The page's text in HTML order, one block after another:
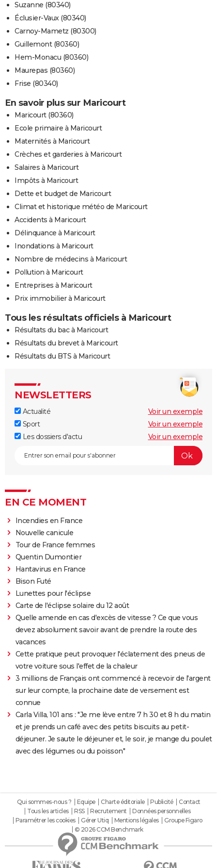
Suzanne (80340)
Éclusier-Vaux (80340)
Carnoy-Mametz (80300)
Guillemont (80360)
Hem-Monacu (80360)
Maurepas (80360)
Frise (80340)
En savoir plus sur Maricourt
Maricourt (80360)
Ecole primaire à Maricourt
Maternités à Maricourt
Crèches et garderies à Maricourt
Salaires à Maricourt
Impôts à Maricourt
Dette et budget de Maricourt
Climat et historique météo de Maricourt
Accidents à Maricourt
Délinquance à Maricourt
Inondations à Maricourt
Nombre de médecins à Maricourt
Pollution à Maricourt
Entreprises à Maricourt
Prix immobilier à Maricourt
Tous les résultats officiels à Maricourt
Résultats du bac à Maricourt
Résultats du brevet à Maricourt
Résultats du BTS à Maricourt
NEWSLETTERS
Actualité
Voir un exemple
Sport
Voir un exemple
Les dossiers d'actu
Voir un exemple
EN CE MOMENT
Incendies en France
Nouvelle canicule
Tour de France femmes
Quentin Dumontier
Hantavirus en France
Bison Futé
Lunettes pour l'éclipse
Carte de l'éclipse solaire du 12 août
Quelle amende en cas d'excès de vitesse ? Ce que vous
devez absolument savoir avant de prendre la route des
vacances
Cette pratique peut provoquer l'éclatement des pneus de
votre voiture sous l'effet de la chaleur
3 millions de Français ont commencé à recevoir de l'argent
sur leur compte, la prochaine date de versement est
connue
Carla Villa, 101 ans : "Je me lève entre 7 h 30 et 8 h du matin
et je prends un café avec des petits biscuits au petit-
déjeuner. Je saute le déjeuner et, le soir, je mange du poulet
avec des légumes ou du poisson"
Qui sommes-nous ? Equipe Charte éditoriale Publicité
Contact
Tous les articles
RSS Recrutement
Données personnelles
Paramétrer les cookies
Gérer Utiq Mentions légales
Groupe Figaro
© 2026 CCM Benchmark